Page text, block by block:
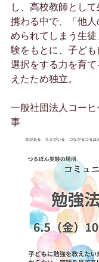
し、高校教師とし
携わる中で、「他
められてしまう生
験をもとに、子ど
選択をする力を育
えたため独立。
一般社団法人コー
事